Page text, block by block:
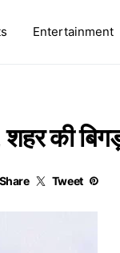
Entertainment
की
Share Tweet